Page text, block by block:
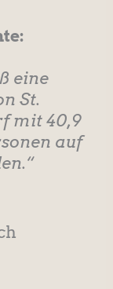
eine
St.
mit 40,9
auf